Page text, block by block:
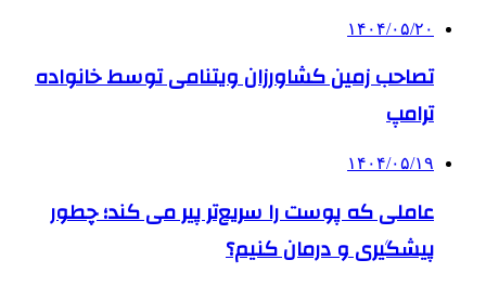
۱۴۰۴/۰۵/۲۰
تصاحب زمین کشاورزان ویتنامی توسط خانواده
ترامپ
۱۴۰۴/۰۵/۱۹
عاملی که پوست را سریع‌تر پیر می کند؛ چطور
پیشگیری و درمان کنیم؟